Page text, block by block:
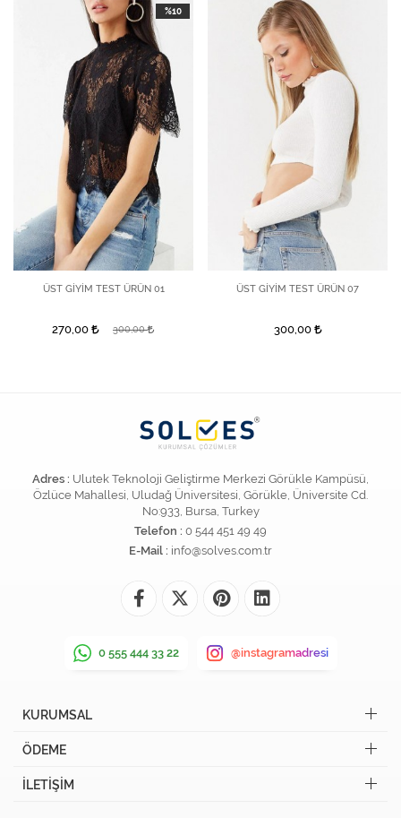
ÜST GİYİM TEST ÜRÜN 01
270,00 300,00
%10
ÜST GİYİM TEST ÜRÜN 07
300,00
Adres : Ulutek Teknoloji Geliştirme Merkezi Görükle Kampüsü,
Özlüce Mahallesi, Uludağ Üniversitesi, Görükle, Üniversite Cd.
No:933, Bursa, Turkey
Telefon : 0 544 451 49 49
E-Mail : info@solves.com.tr
0 555 444 33 22 @instagramadresi
KURUMSAL
ÖDEME
İLETİŞİM